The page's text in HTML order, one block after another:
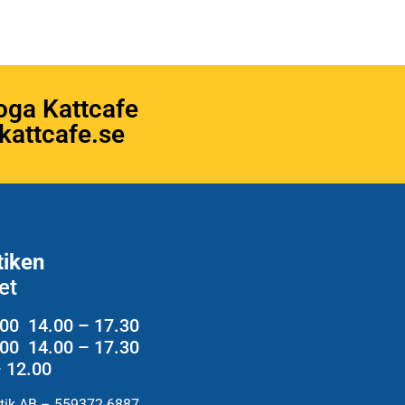
Kattcafe
14.00 – 17.30
14.00 – 17.30
12.00